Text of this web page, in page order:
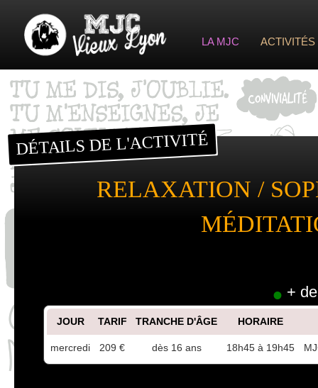
LA MJC
VIE ASSOCIATIVE ET CITOYENNE
VIE DE MAISON
VIE DE QUARTIER
ACTIVITÉS
INDEX D’ACTIVITÉS
FESTIVAL LES
FESTIVAL GONES
DÉTAILS DE L'ACTIVITÉ
RELAXATION /
+
JOUR TARIF TRANCHE D'ÂGE HORAIRE
mercredi 209 € dès 16 ans 18h45 à 19h45